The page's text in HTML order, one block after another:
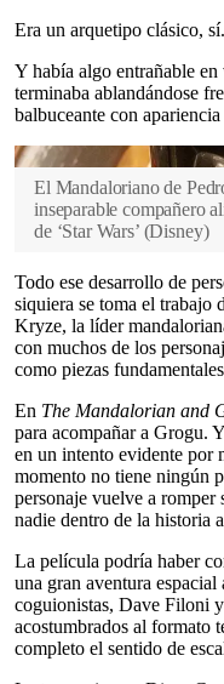
Era un arquetipo clásico,
Y había algo entrañable
terminaba ablandándose
balbuceante con
El Mandaloriano de
inseparable compañero
de ‘Star Wars’ (Disney)
Todo ese desarrollo de
siquiera se toma el
Kryze, la líder
con muchos de los
como piezas
En The Mandalorian and
para acompañar a Grogu.
en un intento evidente por
momento no tiene ningún
personaje vuelve a
nadie dentro de la historia
La película podría haber
una gran aventura
coguionistas, Dave Filoni
acostumbrados al formato
completo el sentido de